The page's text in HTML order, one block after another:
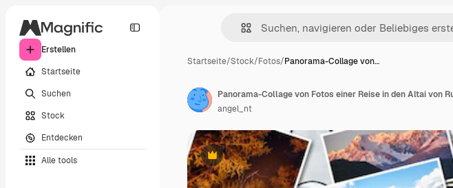
Erstellen
Startseite
Suchen
Stock
Entdecken
Alle tools
Startseite/Stock/Fotos/Panorama-Collage von…
Premium
angel_nt